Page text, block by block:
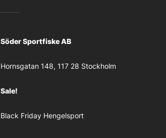
Söder Sportfiske AB
Hornsgatan 148, 117 28 Stockholm
Sale!
Black Friday Hengelsport